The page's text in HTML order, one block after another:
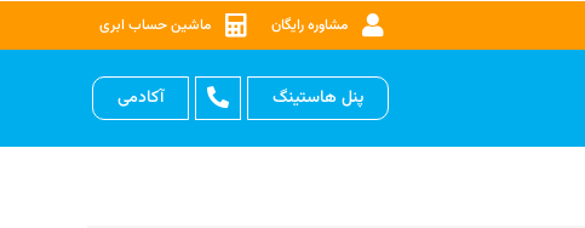
مشاوره رایگان ماشین حساب ابری
پنل هاستینگ آکادمی